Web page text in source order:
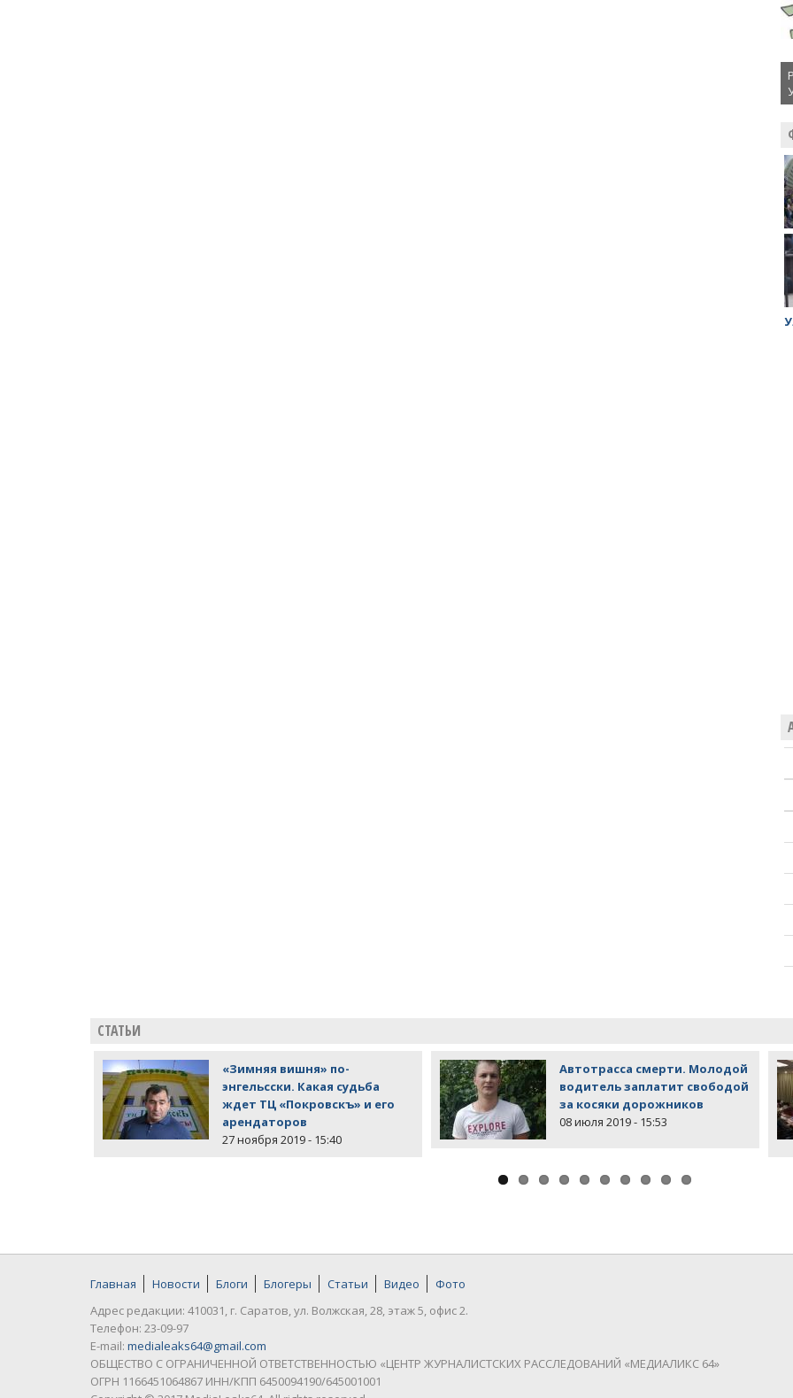
СТАТЬИ
«Зимняя вишня» по-
энгельсски. Какая судьба
ждет ТЦ «Покровскъ» и его
арендаторов
27 ноября 2019 - 15:40
Автотрасса смерти. Молодой
водитель заплатит свободой
за косяки дорожников
08 июля 2019 - 15:53
Главная Новости Блоги Блогеры Статьи Видео
Фото
Адрес редакции: 410031, г. Саратов, ул. Волжская, 28, этаж 5, офис 2.
Телефон: 23-09-97
E-mail: medialeaks64@gmail.com
ОБЩЕСТВО С ОГРАНИЧЕННОЙ ОТВЕТСТВЕННОСТЬЮ «ЦЕНТР ЖУРНАЛИСТСКИХ РАССЛЕДОВАНИЙ «МЕДИАЛИКС 64»
ОГРН 1166451064867 ИНН/КПП 6450094190/645001001